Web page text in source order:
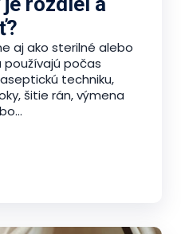
aj ako sterilné alebo
používajú počas
techniku,
šitie rán, výmena